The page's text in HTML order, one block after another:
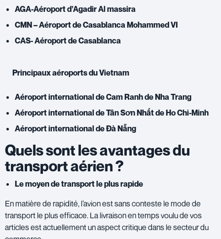
AGA-Aéroport d’Agadir Al massira
CMN – Aéroport de Casablanca Mohammed VI
CAS- Aéroport de Casablanca
Principaux aéroports du Vietnam
Aéroport international de Cam Ranh de Nha Trang
Aéroport international de Tân Sơn Nhất de Ho Chi-Minh
Aéroport international de Ðà Nẵng
Quels sont les avantages du
transport aérien ?
Le moyen de transport le plus rapide
En matière de rapidité, l’avion est sans conteste le mode de
transport le plus efficace. La livraison en temps voulu de vos
articles est actuellement un aspect critique dans le secteur du